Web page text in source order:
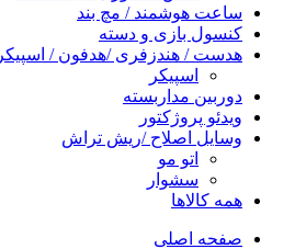
ساعت هوشمند / مچ بند
کنسول بازی و دسته
هدست / هندزفری /هدفون / اسپیکر
اسپیکر
دوربین مداربسته
ویدئو پروژکتور
وسایل اصلاح /ریش تراش
اتو مو
سشوار
همه کالاها
صفحه اصلی